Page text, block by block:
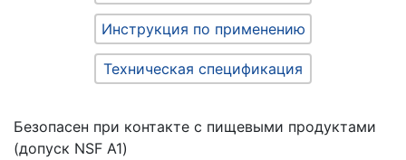
Инструкция по применению
Техническая спецификация
Безопасен при контакте с пищевыми продуктами
(допуск NSF A1)